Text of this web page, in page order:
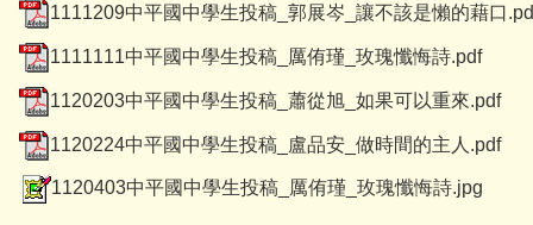
1111209中平國中學生投稿_郭展岑_讓不該是懶的藉口
1111111中平國中學生投稿_厲侑瑾_玫瑰懺悔詩.pdf
1120203中平國中學生投稿_蕭從旭_如果可以重來.pdf
1120224中平國中學生投稿_盧品安_做時間的主人.pdf
1120403中平國中學生投稿_厲侑瑾_玫瑰懺悔詩.jpg